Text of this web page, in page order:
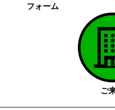
フォーム
ご